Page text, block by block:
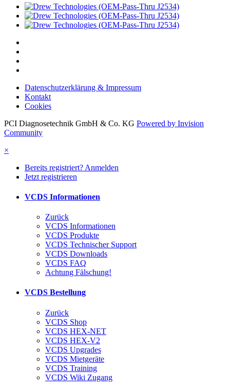
Datenschutzerklärung & Impressum
Kontakt
Cookies
PCI Diagnosetechnik GmbH & Co. KG Powered by Invision
Community
×
Bereits registriert? Anmelden
Jetzt registrieren
VCDS Informationen
Zurück
VCDS Informationen
VCDS Produkte
VCDS Technischer Support
VCDS Downloads
VCDS FAQ
Achtung Fälschung!
VCDS Bestellung
Zurück
VCDS Shop
VCDS HEX-NET
VCDS HEX-V2
VCDS Upgrades
VCDS Mietgeräte
VCDS Training
VCDS Wiki Zugang